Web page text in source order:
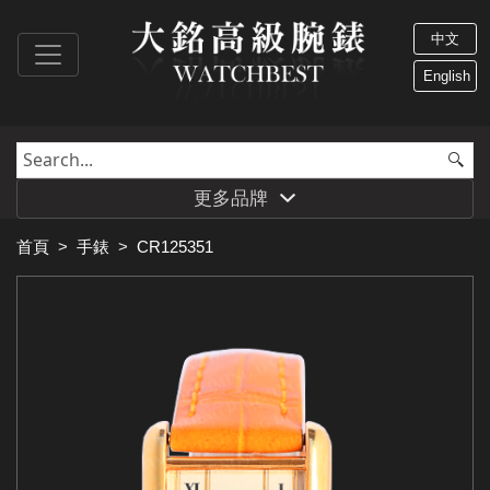
中文
English
更多品牌
首頁 > 手錶 > CR125351